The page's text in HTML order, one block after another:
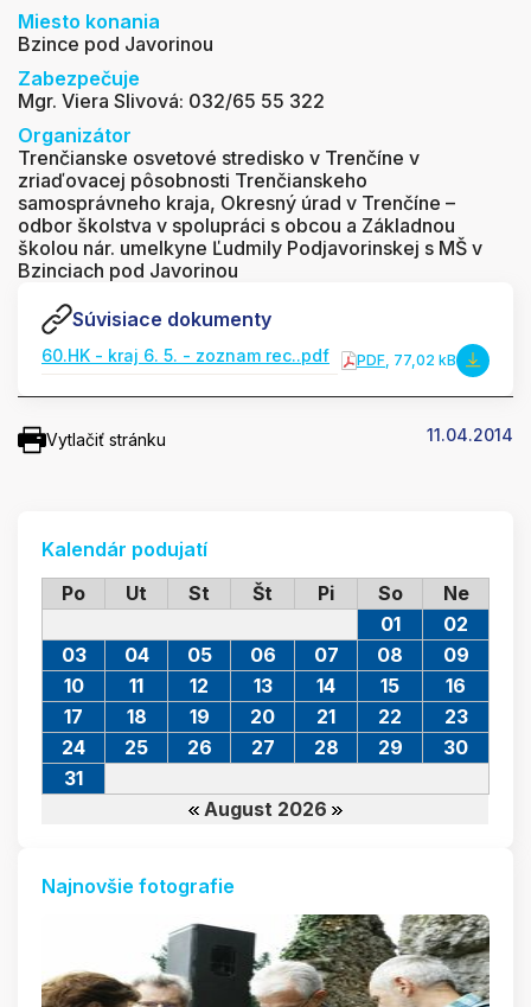
Miesto konania
Bzince pod Javorinou
Zabezpečuje
Mgr. Viera Slivová: 032/65 55 322
Organizátor
Trenčianske osvetové stredisko v Trenčíne v
zriaďovacej pôsobnosti Trenčianskeho
samosprávneho kraja, Okresný úrad v Trenčíne –
odbor školstva v spolupráci s obcou a Základnou
školou nár. umelkyne Ľudmily Podjavorinskej s MŠ v
Bzinciach pod Javorinou
Súvisiace dokumenty
60.HK - kraj 6. 5. - zoznam rec..pdf PDF , 77,02 kB
Vytlačiť stránku 11.04.2014
Kalendár podujatí
Po
Ut St Št Pi So Ne
August 2026
01
02
03
04 05 06 07 08
09
10
11 12 13 14 15
16
17
18 19 20 21 22
23
24
25 26 27 28 29
30
31
Najnovšie fotografie